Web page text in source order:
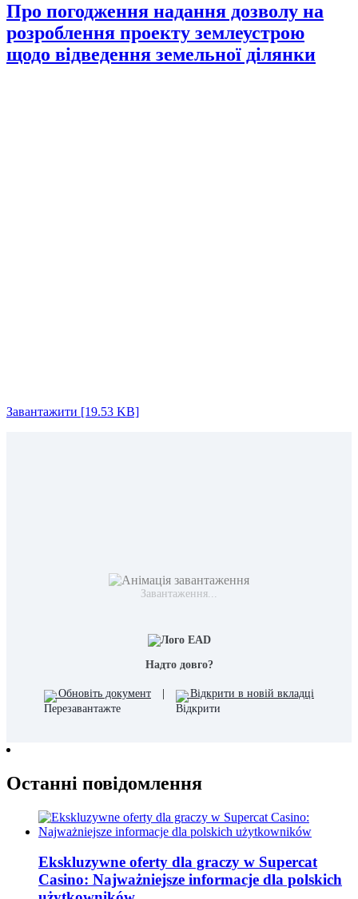
Про погодження надання дозволу на
розроблення проекту землеустрою
щодо відведення земельної ділянки
Завантажити [19.53 KB]
Завантаження...
Надто довго?
Обновіть документ | Відкрити в новій вкладці
Останні повідомлення
Ekskluzywne oferty dla graczy w Supercat
Casino: Najważniejsze informacje dla polskich